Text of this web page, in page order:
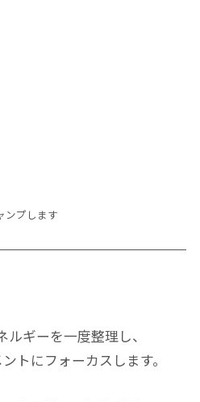
ンプします
ギーを一度整理し、
トにフォーカスします。